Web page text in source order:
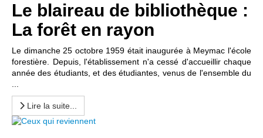
Le blaireau de bibliothèque :
La forêt en rayon
Le dimanche 25 octobre 1959 était inaugurée à Meymac l'école
forestière. Depuis, l'établissement n'a cessé d'accueillir chaque
année des étudiants, et des étudiantes, venus de l'ensemble du
Lire la suite...